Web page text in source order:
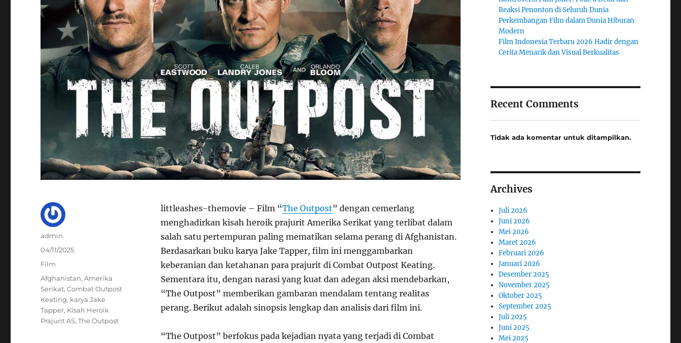
littleashes-themovie – Film “The Outpost” dengan cemerlang
menghadirkan kisah heroik prajurit Amerika Serikat yang terlibat dalam
salah satu pertempuran paling mematikan selama perang di Afghanistan.
Berdasarkan buku karya Jake Tapper, film ini menggambarkan
keberanian dan ketahanan para prajurit di Combat Outpost Keating.
Sementara itu, dengan narasi yang kuat dan adegan aksi mendebarkan,
“The Outpost” memberikan gambaran mendalam tentang realitas
perang. Berikut adalah sinopsis lengkap dan analisis dari film ini.
“The Outpost” berfokus pada kejadian nyata yang terjadi di Combat
Author
admin
Posted
on
04/11/2025
Categories
Film
Tags
Afghanistan,Amerika
Serikat,Combat Outpost
Keating, karya Jake
Tapper, Kisah Heroik
Prajurit AS,The Outpost
Reaksi Penonton di Seluruh Dunia
Perkembangan Film dalam Dunia Hiburan
Modern
Film Indonesia Terbaru 2026 Hadir dengan
Cerita Menarik dan Visual Berkualitas
Recent Comments
Tidak ada komentar untuk ditampilkan.
Archives
Juli 2026
Juni 2026
Mei 2026
Maret 2026
Februari 2026
Januari 2026
Desember 2025
November 2025
Oktober 2025
September 2025
Juli 2025
Juni 2025
Mei 2025